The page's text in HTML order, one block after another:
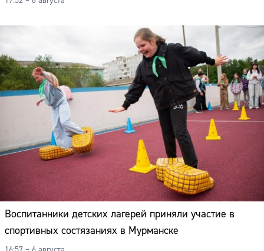
Воспитанники детских лагерей приняли участие в
спортивных состязаниях в Мурманске